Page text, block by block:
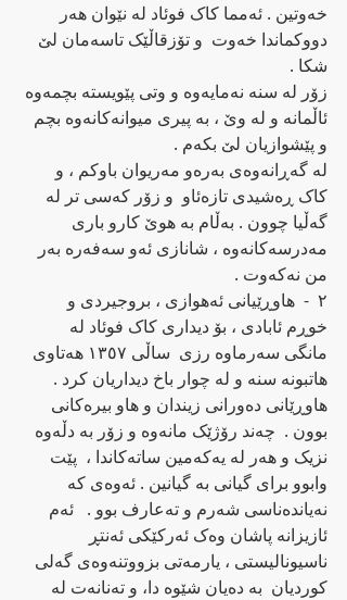
خه‌وتین . ئه‌مما کاک فوئاد له‌ نێوان هه‌ر
دووکماندا خه‌وت  و تۆزقاڵێک تاسه‌مان لێ
شکا .
ئاڵمانه‌ و له‌ وێ ، به‌ پیری میوانه‌کانه‌وه‌ بچم
و پێشوازیان لێ بکه‌م .
له‌ گه‌ڕانه‌وه‌ی به‌ره‌و مه‌ریوان باوکم ، و
گه‌ڵیا چوون . به‌ڵام به‌ هوێ کارو باری
مه‌درسه‌کانه‌وه‌ ، شانازی ئه‌و سه‌فه‌ره‌ به‌ر
من نه‌که‌وت .
٢  -  هاوڕێیانی ئه‌هوازی ، بروجیردی و
مانگی سه‌رماوه‌ ر‌زی  ساڵی ١٣٥٧ هه‌تاوی
هاتبونه‌ سنه‌ و له‌ چوار باخ دیداریان کرد .
هاوڕێانی ده‌ورانی زیندان و هاو بیره‌کانی
نزیک و هه‌ر له‌ یه‌که‌مین ساته‌کاندا ،  پێت
نه‌یانده‌ناسی شه‌رم و ته‌عارف بوو .   ئه‌م
ئازیزانه‌ پاشان وه‌ک ئه‌رکێکی ئه‌نتڕ
ناسیونالیستی ، یارمه‌تی بزووتنه‌وه‌ی گه‌لی